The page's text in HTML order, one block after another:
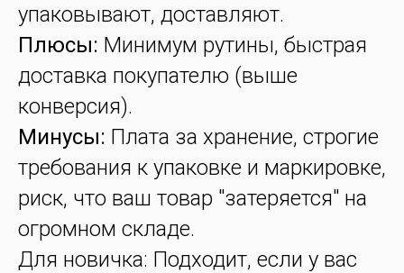
упаковывают, доставляют.
Плюсы: Минимум рутины, быстрая
доставка покупателю (выше
конверсия).
Минусы: Плата за хранение, строгие
требования к упаковке и маркировке,
риск, что ваш товар "затеряется" на
огромном складе.
Для новичка: Подходит, если у вас